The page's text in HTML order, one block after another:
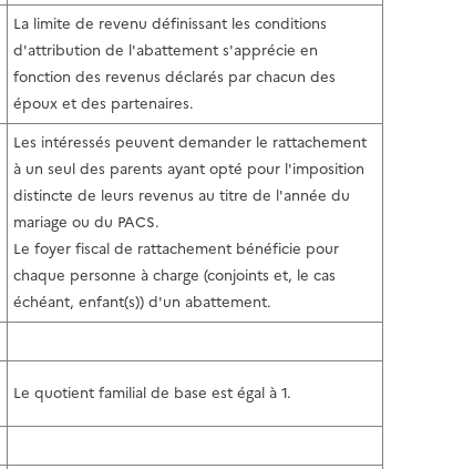
La limite de revenu définissant les conditions
d'attribution de l'abattement s'apprécie en
fonction des revenus déclarés par chacun des
époux et des partenaires.
Les intéressés peuvent demander le rattachement
à un seul des parents ayant opté pour l'imposition
distincte de leurs revenus au titre de l'année du
mariage ou du PACS.
Le foyer fiscal de rattachement bénéficie pour
chaque personne à charge (conjoints et, le cas
échéant, enfant(s)) d'un abattement.
Le quotient familial de base est égal à 1.